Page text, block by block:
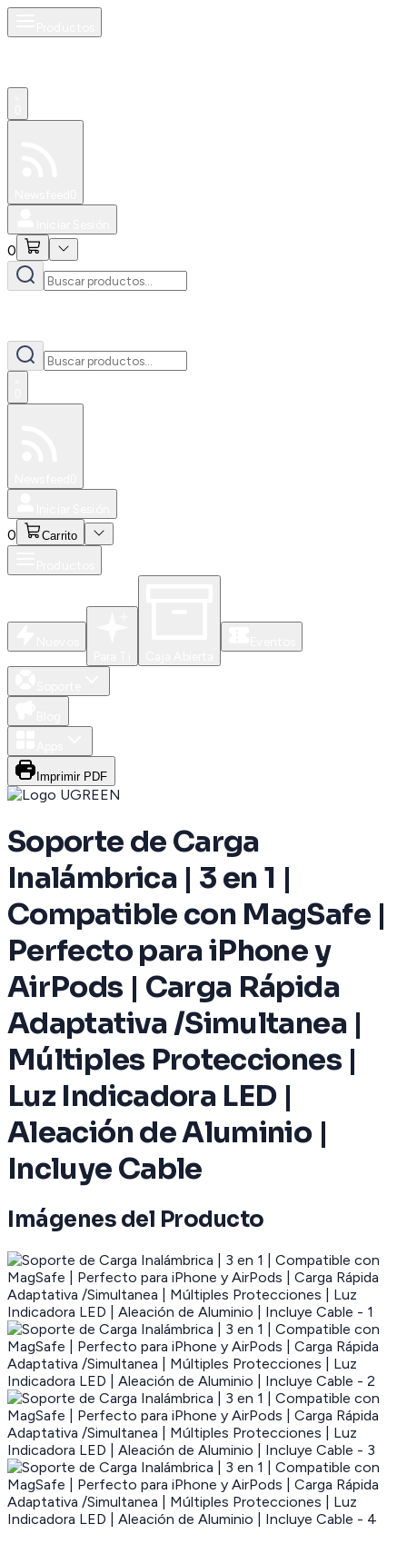
0
0 Carrito
Imprimir PDF
Soporte de Carga
Inalámbrica | 3 en 1 |
Compatible con MagSafe |
Perfecto para iPhone y
AirPods | Carga Rápida
Adaptativa /Simultanea |
Múltiples Protecciones |
Luz Indicadora LED |
Aleación de Aluminio |
Incluye Cable
Imágenes del Producto